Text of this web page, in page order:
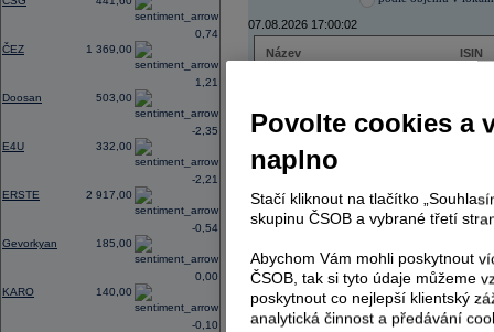
ČEZ 1 369,00
0,74
Doosan 503,00
1,21
E4U 332,00
-2,35
ERSTE 2 917,00
-2,21
Gevorkyan 185,00
-0,54
KARO 140,00
0,00
-0,10
07.08.2026 17:00:02
Název
ISIN
ERSTE BANK
TMR
AD index - vývoj
Region
Povolte cookies a
naplno
Stačí kliknout na tlačítko
skupinu ČSOB a vybrané třetí
Abychom Vám mohli poskytnout
ČSOB, tak si tyto údaje můžeme
poskytnout co nejlepší klientský
analytická činnost a předávání